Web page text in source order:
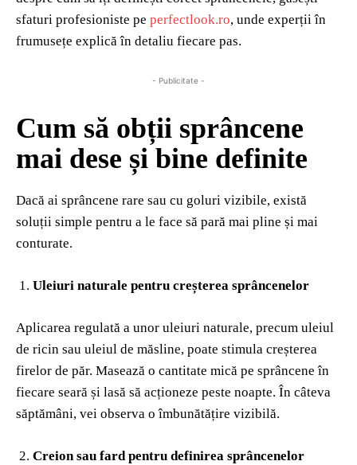
sfaturi profesioniste pe perfectlook.ro, unde experții în
frumusețe explică în detaliu fiecare pas.
- Publicitate -
Cum să obții sprâncene
mai dese și bine definite
Dacă ai sprâncene rare sau cu goluri vizibile, există
soluții simple pentru a le face să pară mai pline și mai
conturate.
Uleiuri naturale pentru creșterea sprâncenelor
Aplicarea regulată a unor uleiuri naturale, precum uleiul
de ricin sau uleiul de măsline, poate stimula creșterea
firelor de păr. Masează o cantitate mică pe sprâncene în
fiecare seară și lasă să acționeze peste noapte. În câteva
săptămâni, vei observa o îmbunătățire vizibilă.
Creion sau fard pentru definirea sprâncenelor